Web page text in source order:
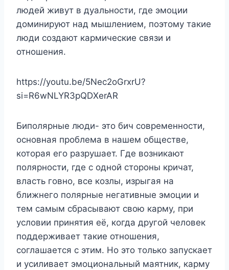
людей живут в дуальности, где эмоции
доминируют над мышлением, поэтому такие
люди создают кармические связи и
отношения.
https://youtu.be/5Nec2oGrxrU?
si=R6wNLYR3pQDXerAR
Биполярные люди- это бич современности,
основная проблема в нашем обществе,
которая его разрушает. Где возникают
полярности, где с одной стороны кричат,
власть говно, все козлы, изрыгая на
ближнего полярные негативные эмоции и
тем самым сбрасывают свою карму, при
условии принятия её, когда другой человек
поддерживает такие отношения,
соглашается с этим. Но это только запускает
и усиливает эмоциональный маятник, карму